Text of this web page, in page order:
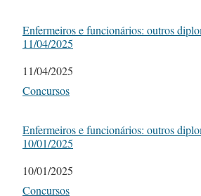
Enfermeiros e funcionários: outros
11/04/2025
Date
11/04/2025
In relation to
Concursos
Enfermeiros e funcionários: outros
10/01/2025
Date
10/01/2025
In relation to
Concursos